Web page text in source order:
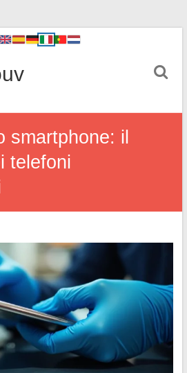
smartphone: il
telefoni